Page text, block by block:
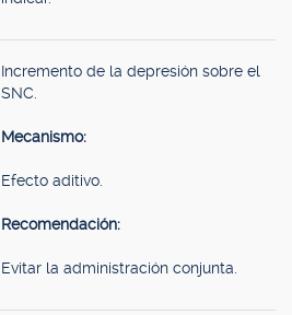
Incremento de la depresión sobre el
SNC.
Mecanismo:
Efecto aditivo.
Recomendación:
Evitar la administración conjunta.